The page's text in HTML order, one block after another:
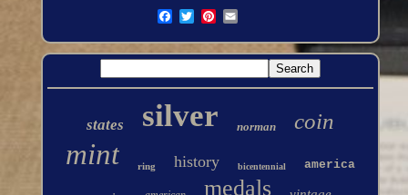
states silver norman coin
mint ring history bicentennial america
medals